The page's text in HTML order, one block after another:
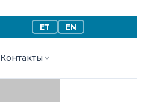
ET EN
Контакты